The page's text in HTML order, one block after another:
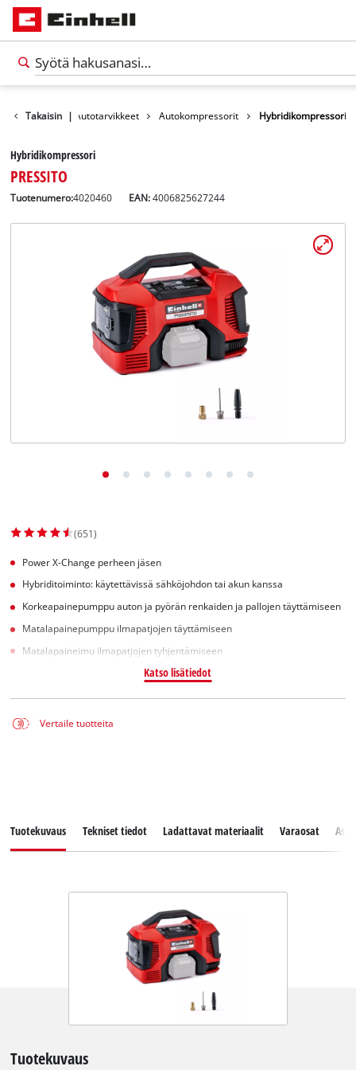
Takaisin |
Vapaa-aika Autotarvikkeet Autokompressorit Hybridikompressori
Hybridikompressori
PRESSITO
Tuotenumero:4020460 EAN:4006825627244
(651)
Power X-Change perheen jäsen
Hybriditoiminto: käytettävissä sähköjohdon tai akun kanssa
Korkeapainepumppu auton ja pyörän renkaiden ja pallojen täyttämiseen
Matalapainepumppu ilmapatjojen täyttämiseen
Matalapaineimu ilmapatjojen tyhjentämiseen
Katso lisätiedot
Vertaile tuotteita
Tuotekuvaus Tekniset tiedot Ladattavat materiaalit Varaosat
Tuotekuvaus